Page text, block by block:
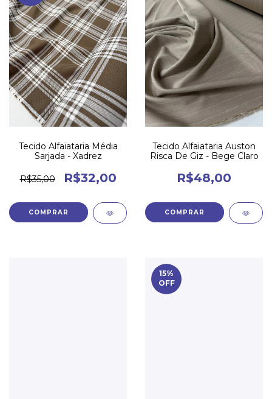
Tecido Alfaiataria Média
Sarjada - Xadrez
R$35,00 R$32,00
Tecido Alfaiataria Auston
Risca De Giz - Bege Claro
R$48,00
15%
OFF